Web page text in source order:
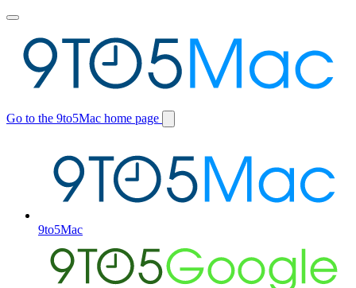
Toggle
menu
Go to the 9to5Mac home page
Switch
9to5Mac